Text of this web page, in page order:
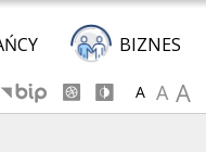
BIZNES
A A A